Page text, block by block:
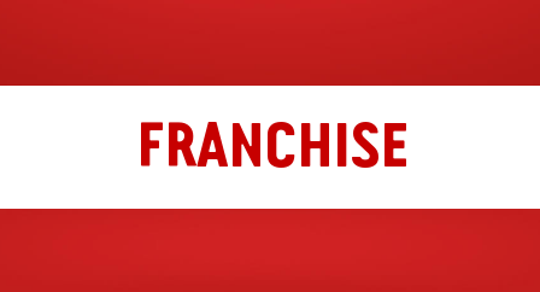
FRANCHISE